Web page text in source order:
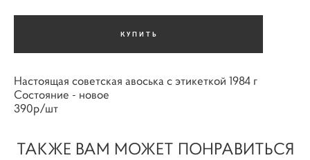
КУПИТЬ
Настоящая советская авоська с этикеткой 1984 г
Состояние - новое
390р/шт
ТАКЖЕ ВАМ МОЖЕТ ПОНРАВИТЬСЯ